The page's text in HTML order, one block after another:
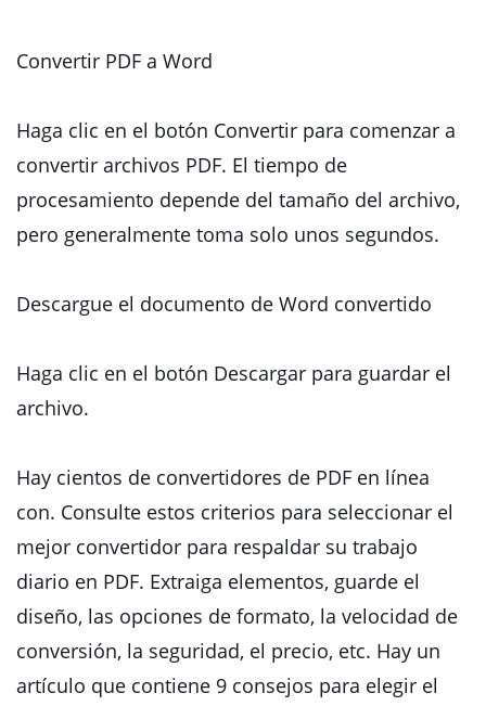
Convertir PDF a Word
Haga clic en el botón Convertir para comenzar a
convertir archivos PDF. El tiempo de
procesamiento depende del tamaño del archivo,
pero generalmente toma solo unos segundos.
Descargue el documento de Word convertido
Haga clic en el botón Descargar para guardar el
archivo.
Hay cientos de convertidores de PDF en línea
con. Consulte estos criterios para seleccionar el
mejor convertidor para respaldar su trabajo
diario en PDF. Extraiga elementos, guarde el
diseño, las opciones de formato, la velocidad de
conversión, la seguridad, el precio, etc. Hay un
artículo que contiene 9 consejos para elegir el